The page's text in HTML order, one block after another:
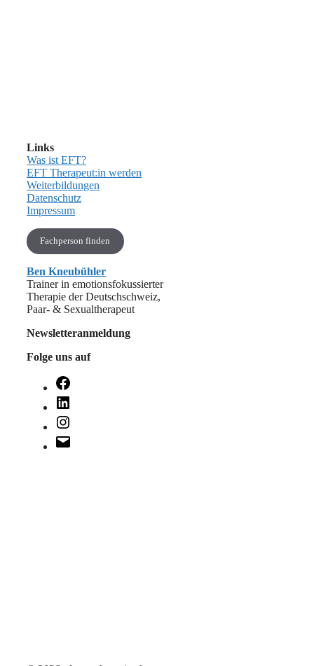
Links
Was ist EFT?
EFT Therapeut:in werden
Weiterbildungen
Datenschutz
Impressum
Fachperson finden
Ben Kneubühler
Trainer in emotionsfokussierter
Therapie der Deutschschweiz,
Paar- & Sexualtherapeut
Newsletteranmeldung
Folge uns auf
Facebook
LinkedIn
Instagram
E-
Mail